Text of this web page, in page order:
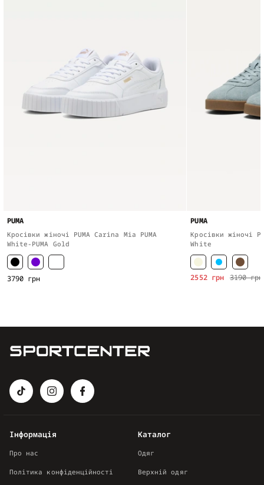
PUMA
Кросівки жіночі PUMA Carina Mia PUMA
White-PUMA Gold
3790 грн
PUMA
Кросівки жіночі
White
3190 грн
2552 грн
Каталог
Одяг
Верхній одяг
Інформація
Про нас
Політика конфіденційності